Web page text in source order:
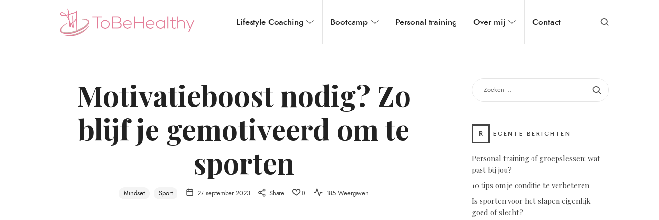
To Be Healthy Lifestyle Coaching Bootcamp Personal training Over mij Contact
Motivatieboost nodig? Zo
blijf je gemotiveerd om te
sporten
Mindset Sport 27 september 2023 Share 0 185 Weergaven
ZOEKEN
NAAR:
R ECENTE BERICHTEN
Personal training of groepslessen: wat
past bij jou?
10 tips om je conditie te verbeteren
Is sporten voor het slapen eigenlijk
goed of slecht?